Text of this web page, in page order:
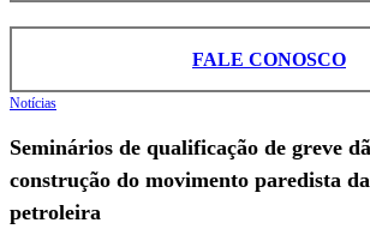
FALE CONOSCO
Notícias
Seminários de qualificação de greve
construção do movimento paredista
petroleira